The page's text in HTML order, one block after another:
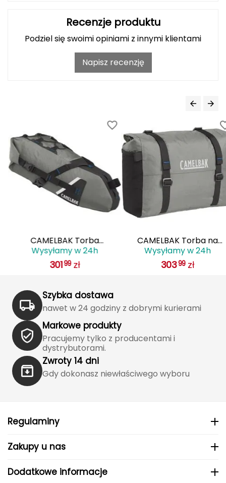
I
IGLOO
Icestorm
Jetboil
Julbo
K2
Recenzje produktu
Podziel się swoimi opiniami z innymi klientami
Napisz recenzję
CAMELBAK Torba
podsiodłowa MULE 9 Saddle
Pack
Wysyłamy w 24h
30199 zł
CAMELBAK Torba na
kierownicę Mule 12
Handlebar Pack
Wysyłamy w 24h
30399 zł
Szybka dostawa
nawet w 24 godziny z dobrymi kurierami
Markowe produkty
Pracujemy tylko z producentami i
dystrybutorami.
Zwroty 14 dni
Gdy dokonasz niewłaściwego wyboru
Regulaminy
Zakupy u nas
Dodatkowe informacje